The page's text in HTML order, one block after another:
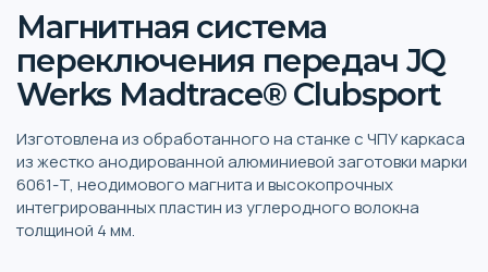
Магнитная система
переключения передач JQ
Werks Madtrace® Clubsport
Изготовлена из обработанного на станке с ЧПУ каркаса
из жестко анодированной алюминиевой заготовки марки
6061-T, неодимового магнита и высокопрочных
интегрированных пластин из углеродного волокна
толщиной 4 мм.